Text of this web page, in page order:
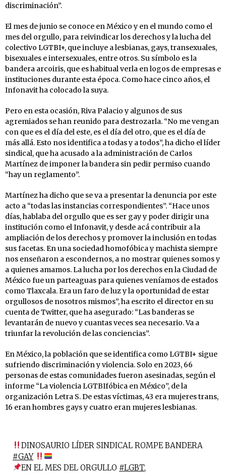
discriminación”.
El mes de junio se conoce en México y en el mundo como el
mes del orgullo, para reivindicar los derechos y la lucha del
colectivo LGTBI+, que incluye a lesbianas, gays, transexuales,
bisexuales e intersexuales, entre otros. Su símbolo es la
bandera arcoiris, que es habitual verla en logos de empresas e
instituciones durante esta época. Como hace cinco años, el
Infonavit ha colocado la suya.
Pero en esta ocasión, Riva Palacio y algunos de sus
agremiados se han reunido para destrozarla. “No me vengan
con que es el día del este, es el día del otro, que es el día de
más allá. Esto nos identifica a todas y a todos”, ha dicho el líder
sindical, que ha acusado a la administración de Carlos
Martínez de imponer la bandera sin pedir permiso cuando
“hay un reglamento”.
Martínez ha dicho que se va a presentar la denuncia por este
acto a “todas las instancias correspondientes”. “Hace unos
días, hablaba del orgullo que es ser gay y poder dirigir una
institución como el Infonavit, y desde acá contribuir a la
ampliación de los derechos y promover la inclusión en todas
sus facetas. En una sociedad homofóbica y machista siempre
nos enseñaron a escondernos, a no mostrar quienes somos y
a quienes amamos. La lucha por los derechos en la Ciudad de
México fue un parteaguas para quienes veníamos de estados
como Tlaxcala. Era un faro de luz y la oportunidad de estar
orgullosos de nosotros mismos”, ha escrito el director en su
cuenta de Twitter, que ha asegurado: “Las banderas se
levantarán de nuevo y cuantas veces sea necesario. Va a
triunfar la revolución de las conciencias”.
En México, la población que se identifica como LGTBI+ sigue
sufriendo discriminación y violencia. Solo en 2023, 66
personas de estas comunidades fueron asesinadas, según el
informe “La violencia LGTBIfóbica en México”, de la
organización Letra S. De estas víctimas, 43 era mujeres trans,
16 eran hombres gays y cuatro eran mujeres lesbianas.
DINOSAURIO LÍDER SINDICAL ROMPE BANDERA
#GAY
EN EL MES DEL ORGULLO #LGBT,